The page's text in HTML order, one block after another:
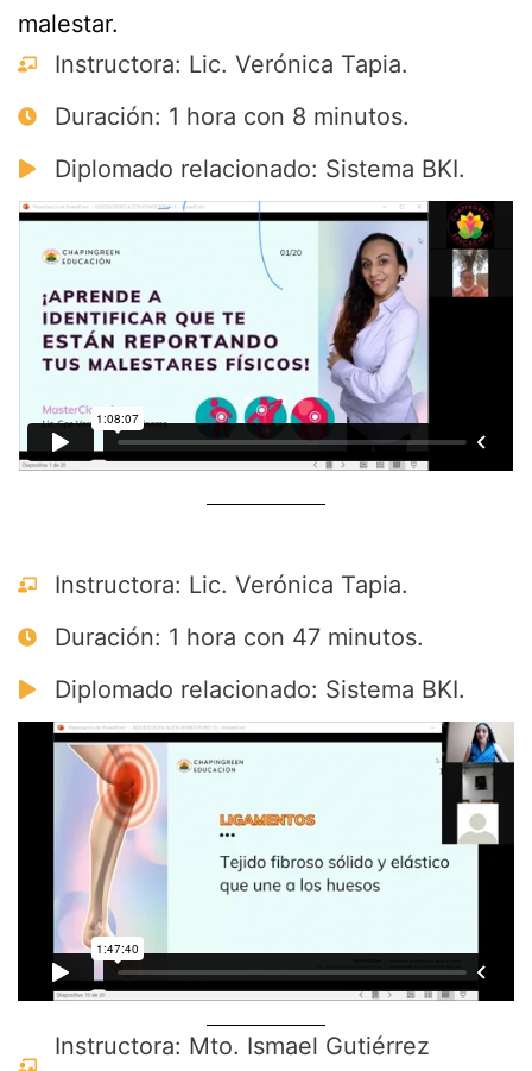
malestar.
Instructora: Lic. Verónica Tapia.
Duración: 1 hora con 8 minutos.
Diplomado relacionado: Sistema BKI.
Instructora: Lic. Verónica Tapia.
Duración: 1 hora con 47 minutos.
Diplomado relacionado: Sistema BKI.
Instructora: Mto. Ismael Gutiérrez